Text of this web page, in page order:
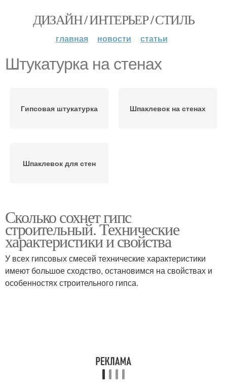
ДИЗАЙН / ИНТЕРЬЕР / СТИЛЬ
главная новости статьи
Штукатурка на стенах
Гипсовая штукатурка Шпаклевок на стенах
Шпаклевок для стен
Сколько сохнет гипс
строительный. Технические
характеристики и свойства
У всех гипсовых смесей технические характеристики
имеют большое сходство, остановимся на свойствах и
особенностях строительного гипса.